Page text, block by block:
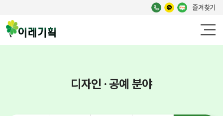
즐겨찾기
디자인 · 공예 분야